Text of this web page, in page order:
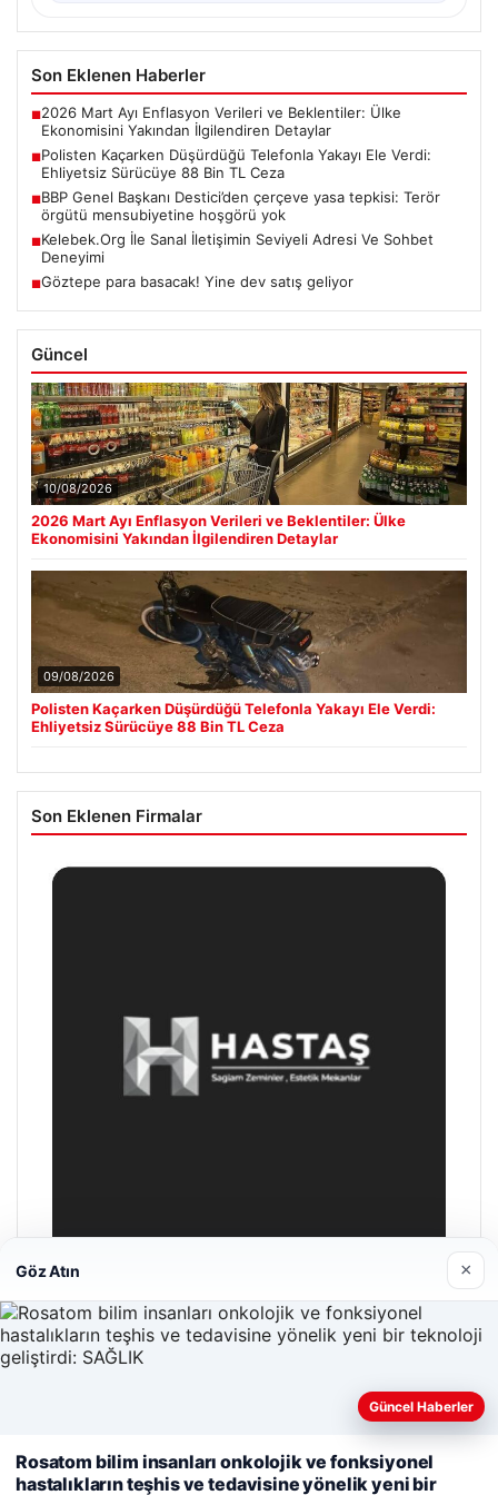
Son Eklenen Haberler
■2026 Mart Ayı Enflasyon Verileri ve Beklentiler: Ülke
Ekonomisini Yakından İlgilendiren Detaylar
■Polisten Kaçarken Düşürdüğü Telefonla Yakayı Ele Verdi:
Ehliyetsiz Sürücüye 88 Bin TL Ceza
■BBP Genel Başkanı Destici’den çerçeve yasa tepkisi: Terör
örgütü mensubiyetine hoşgörü yok
■Kelebek.Org İle Sanal İletişimin Seviyeli Adresi Ve Sohbet
Deneyimi
■Göztepe para basacak! Yine dev satış geliyor
Güncel
10/08/2026
2026 Mart Ayı Enflasyon Verileri ve Beklentiler: Ülke
Ekonomisini Yakından İlgilendiren Detaylar
09/08/2026
Polisten Kaçarken Düşürdüğü Telefonla Yakayı Ele Verdi:
Ehliyetsiz Sürücüye 88 Bin TL Ceza
Son Eklenen Firmalar
Hastaş Beton
26/05/2026
deneyiminizi kişiselleştirmek ve geliştirmek amacıyla çerezler
kullanıyoruz.Çerez Politikamız
Göz Atın ×
Güncel Haberler
Rosatom bilim insanları onkolojik ve fonksiyonel
hastalıkların teşhis ve tedavisine yönelik yeni bir